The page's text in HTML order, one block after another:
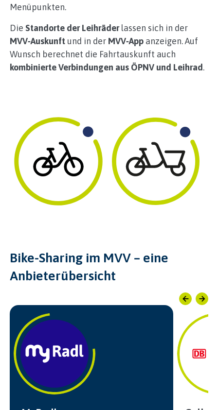
Menüpunkten.
Die Standorte der Leihräderlassen sich in der
MVV‑Auskunft und in der MVV‑App anzeigen. Auf
Wunsch berechnet die Fahrtauskunft auch
kombinierte Verbindungen aus ÖPNV und Leihrad.
Bike-Sharing im MVV – eine
Anbieterübersicht